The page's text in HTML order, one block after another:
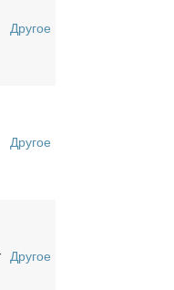
Другое
Другое
Другое